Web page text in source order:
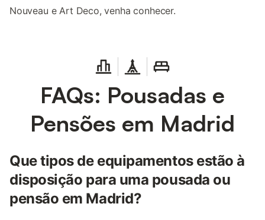
Nouveau e Art Deco, venha conhecer.
FAQs: Pousadas e
Pensões em Madrid
Que tipos de equipamentos estão à
disposição para uma pousada ou
pensão em Madrid?